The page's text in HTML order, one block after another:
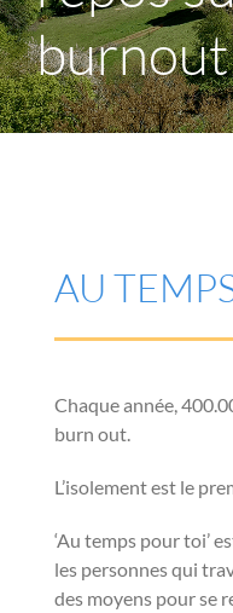
burnout
AU
Chaque année,
burn out.
L’isolement est le
‘Au temps pour toi’
les personnes qui
des moyens pour se